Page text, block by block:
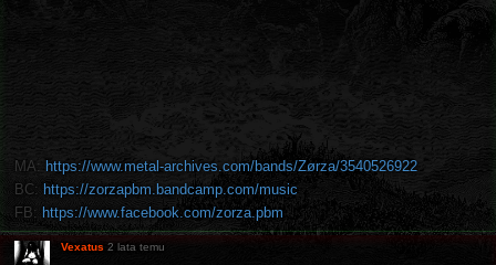
MA: https://www.metal-archives.com/bands/Zørza/3540526922
BC: https://zorzapbm.bandcamp.com/music
FB: https://www.facebook.com/zorza.pbm
Vexatus 2 lata temu